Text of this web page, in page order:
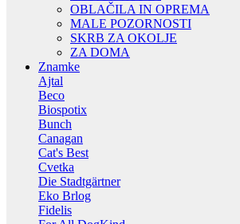
OBLAČILA IN OPREMA
MALE POZORNOSTI
SKRB ZA OKOLJE
ZA DOMA
Znamke
Ajtal
Beco
Biospotix
Bunch
Canagan
Cat's Best
Cvetka
Die Stadtgärtner
Eko Brlog
Fidelis